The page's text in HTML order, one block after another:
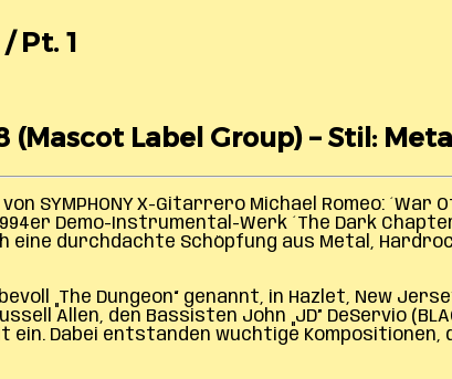
Pt. 1
(Mascot Label Group) – Stil:
X-Gitarrero Michael Romeo: ´War
Demo-Instrumental-Werk ´The Dark
eine durchdachte Schöpfung aus Metal,
„The Dungeon“ genannt, in Hazlet, New
Allen, den Bassisten John „JD” DeServio
ein. Dabei entstanden wuchtige